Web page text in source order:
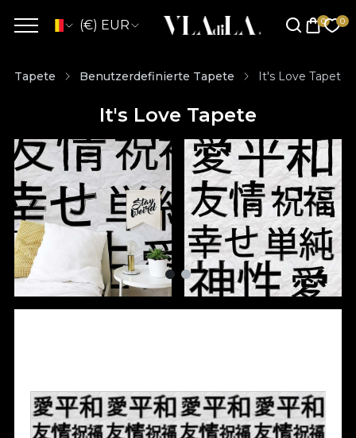
(€) EUR
Tapete Benutzerdefinierte Tapete It's Love Tapete
It's Love Tapete